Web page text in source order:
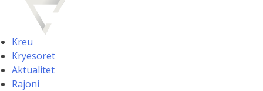
Kreu
Kryesoret
Aktualitet
Rajoni